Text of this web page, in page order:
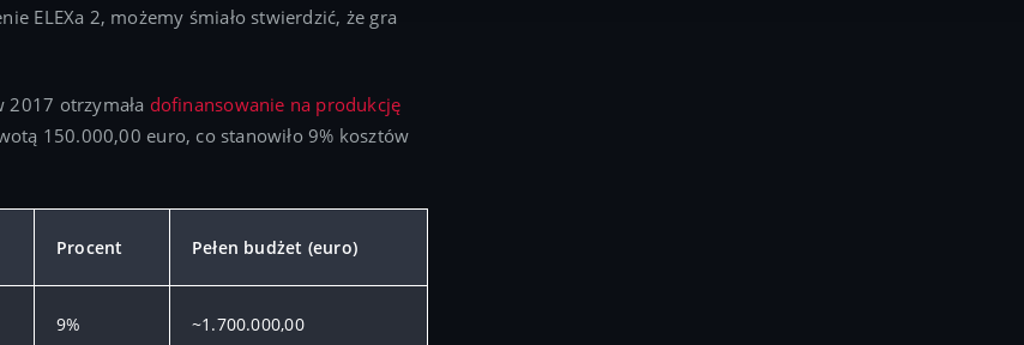
ELEXa 2, możemy śmiało stwierdzić, że gra
otrzymała dofinansowanie na produkcję
150.000,00 euro, co stanowiło 9% kosztów
Procent Pełen budżet (euro)
9% ~1.700.000,00